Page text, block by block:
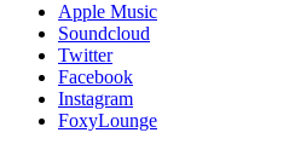
Apple Music
Soundcloud
Twitter
Facebook
Instagram
FoxyLounge